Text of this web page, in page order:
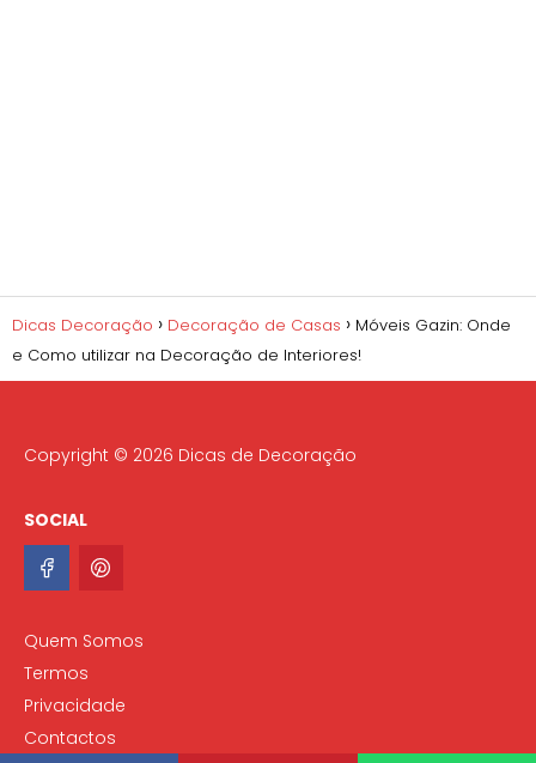
Dicas Decoração Decoração de Casas
Móveis Gazin: Onde
e Como utilizar na Decoração de Interiores!
Copyright © 2026 Dicas de Decoração
SOCIAL
Quem Somos
Termos
Privacidade
Contactos